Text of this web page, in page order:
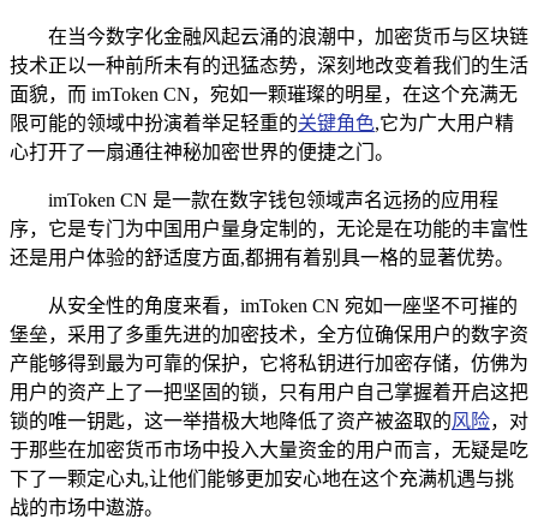
在当今数字化金融风起云涌的浪潮中，加密货币与区块链
技术正以一种前所未有的迅猛态势，深刻地改变着我们的生活
面貌，而 imToken CN，宛如一颗璀璨的明星，在这个充满无
限可能的领域中扮演着举足轻重的关键角色,它为广大用户精
心打开了一扇通往神秘加密世界的便捷之门。
imToken CN 是一款在数字钱包领域声名远扬的应用程
序，它是专门为中国用户量身定制的，无论是在功能的丰富性
还是用户体验的舒适度方面,都拥有着别具一格的显著优势。
从安全性的角度来看，imToken CN 宛如一座坚不可摧的
堡垒，采用了多重先进的加密技术，全方位确保用户的数字资
产能够得到最为可靠的保护，它将私钥进行加密存储，仿佛为
用户的资产上了一把坚固的锁，只有用户自己掌握着开启这把
锁的唯一钥匙，这一举措极大地降低了资产被盗取的风险，对
于那些在加密货币市场中投入大量资金的用户而言，无疑是吃
下了一颗定心丸,让他们能够更加安心地在这个充满机遇与挑
战的市场中遨游。